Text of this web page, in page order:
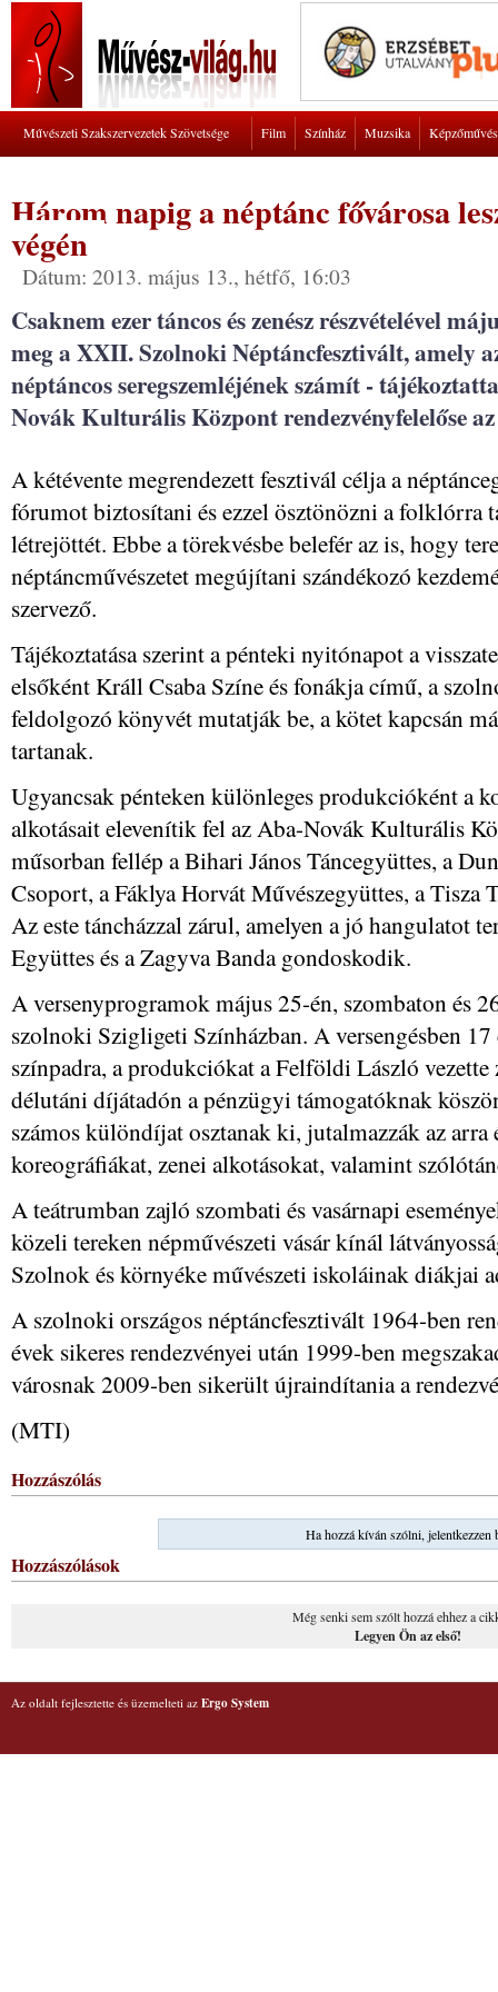
Művészeti Szakszervezetek Szövetsége Film Színház Muzsika
Három napig a néptánc fővárosa
végén
Dátum: 2013. május 13., hétfő, 16:03
Csaknem ezer táncos és zenész részvételével
meg a XXII. Szolnoki Néptáncfesztivált, amely
néptáncos seregszemléjének számít -
Novák Kulturális Központ rendezvényfelelőse
A kétévente megrendezett fesztivál célja a
fórumot biztosítani és ezzel ösztönözni a folklórra
létrejöttét. Ebbe a törekvésbe belefér az is, hogy
néptáncművészetet megújítani szándékozó
szervező.
Tájékoztatása szerint a pénteki nyitónapot a
elsőként Králl Csaba Színe és fonákja című, a
feldolgozó könyvét mutatják be, a kötet kapcsán
tartanak.
Ugyancsak pénteken különleges produkcióként a
alkotásait elevenítik fel az Aba-Novák Kulturális
műsorban fellép a Bihari János Táncegyüttes, a
Csoport, a Fáklya Horvát Művészegyüttes, a Tisza
Az este táncházzal zárul, amelyen a jó hangulatot
Együttes és a Zagyva Banda gondoskodik.
A versenyprogramok május 25-én, szombaton és
szolnoki Szigligeti Színházban. A versengésben
színpadra, a produkciókat a Felföldi László
délutáni díjátadón a pénzügyi támogatóknak
számos különdíjat osztanak ki, jutalmazzák az arra
koreográfiákat, zenei alkotásokat, valamint
A teátrumban zajló szombati és vasárnapi
közeli tereken népművészeti vásár kínál
Szolnok és környéke művészeti iskoláinak diákjai
A szolnoki országos néptáncfesztivált 1964-ben
évek sikeres rendezvényei után 1999-ben
városnak 2009-ben sikerült újraindítania a
(MTI)
Hozzászólás
Ha hozzá kíván szólni, jelentkezzen
Hozzászólások
Még senki sem szólt hozzá ehhez a
Legyen Ön az első!
Az oldalt fejlesztette és üzemelteti az Ergo System